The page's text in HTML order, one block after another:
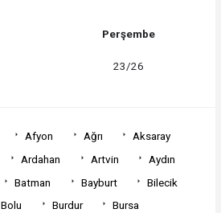
Perşembe
23/26
Afyon Ağrı
Aksaray
Ardahan Artvin
Aydın
Batman Bayburt
Bilecik
Bolu Burdur
Bursa